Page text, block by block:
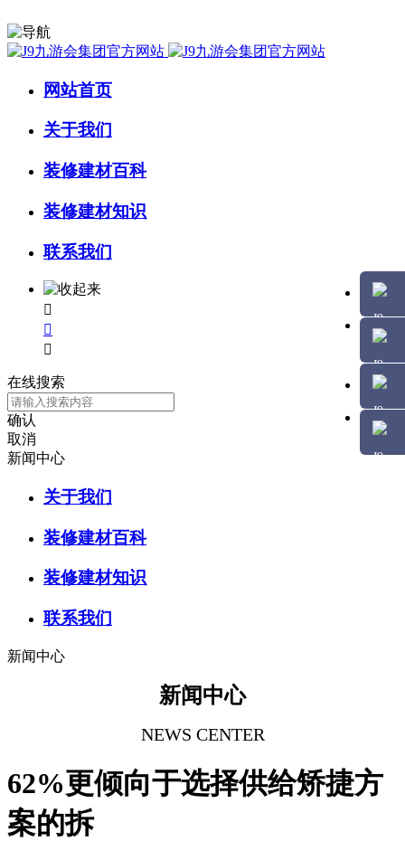
网站首页
关于我们
装修建材百科
装修建材知识
联系我们



在线搜索
确认
取消
新闻中心
关于我们
装修建材百科
装修建材知识
联系我们
新闻中心
新闻中心
NEWS CENTER
62%更倾向于选择供给矫捷方
案的拆